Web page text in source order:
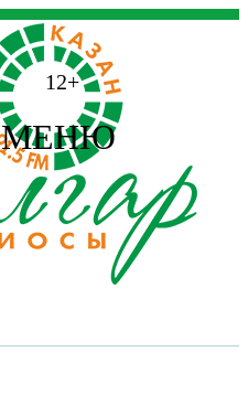
12+
МЕНЮ